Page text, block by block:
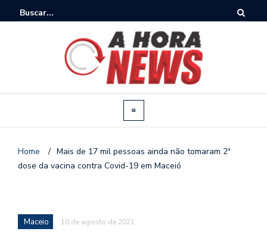
Home / Mais de 17 mil pessoas ainda não tomaram 2ª
dose da vacina contra Covid-19 em Maceió
Maceio 10 de agosto de 2021